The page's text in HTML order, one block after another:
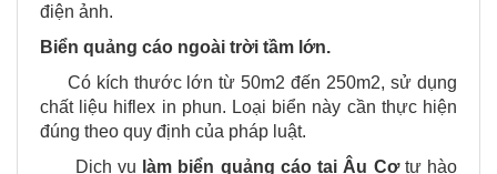
điện ảnh.
Biển quảng cáo ngoài trời tầm lớn.
Có kích thước lớn từ 50m2 đến 250m2, sử dụng
chất liệu hiflex in phun. Loại biển này cần thực hiện
đúng theo quy định của pháp luật.
Dịch vụ làm biển quảng cáo tại Âu Cơtự hào